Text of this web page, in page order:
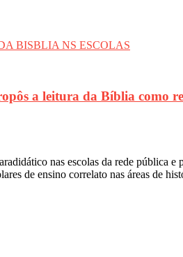
a leitura da Bíblia
nas escolas da rede
de ensino correlato nas áreas de